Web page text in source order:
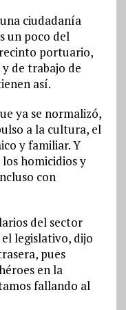
ciudadanía
un poco del
portuario,
de trabajo de
así.
ya se normalizó,
a la cultura, el
y familiar. Y
homicidios y
con
del sector
legislativo, dijo
pues
en la
fallando al